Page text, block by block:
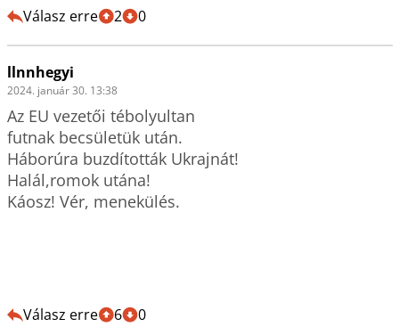
Válasz erre 2 0
llnnhegyi
2024. január 30. 13:38
Az EU vezetői tébolyultan
futnak becsületük után.
Háborúra buzdították Ukrajnát!
Halál,romok utána!
Káosz! Vér, menekülés.
Válasz erre 6 0